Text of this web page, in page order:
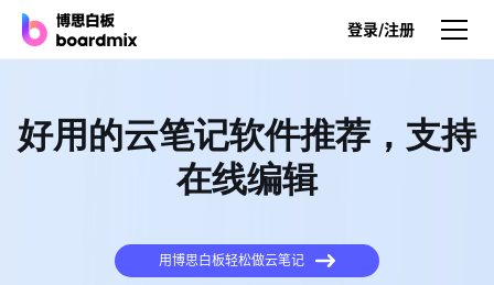
登录/注册
产品
博思白板SDK
好用的云笔记软件推荐，支持
在线编辑
用博思白板轻松做云笔记